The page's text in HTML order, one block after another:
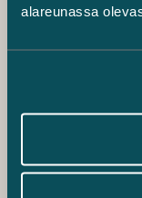
alareunassa
noudattamalla